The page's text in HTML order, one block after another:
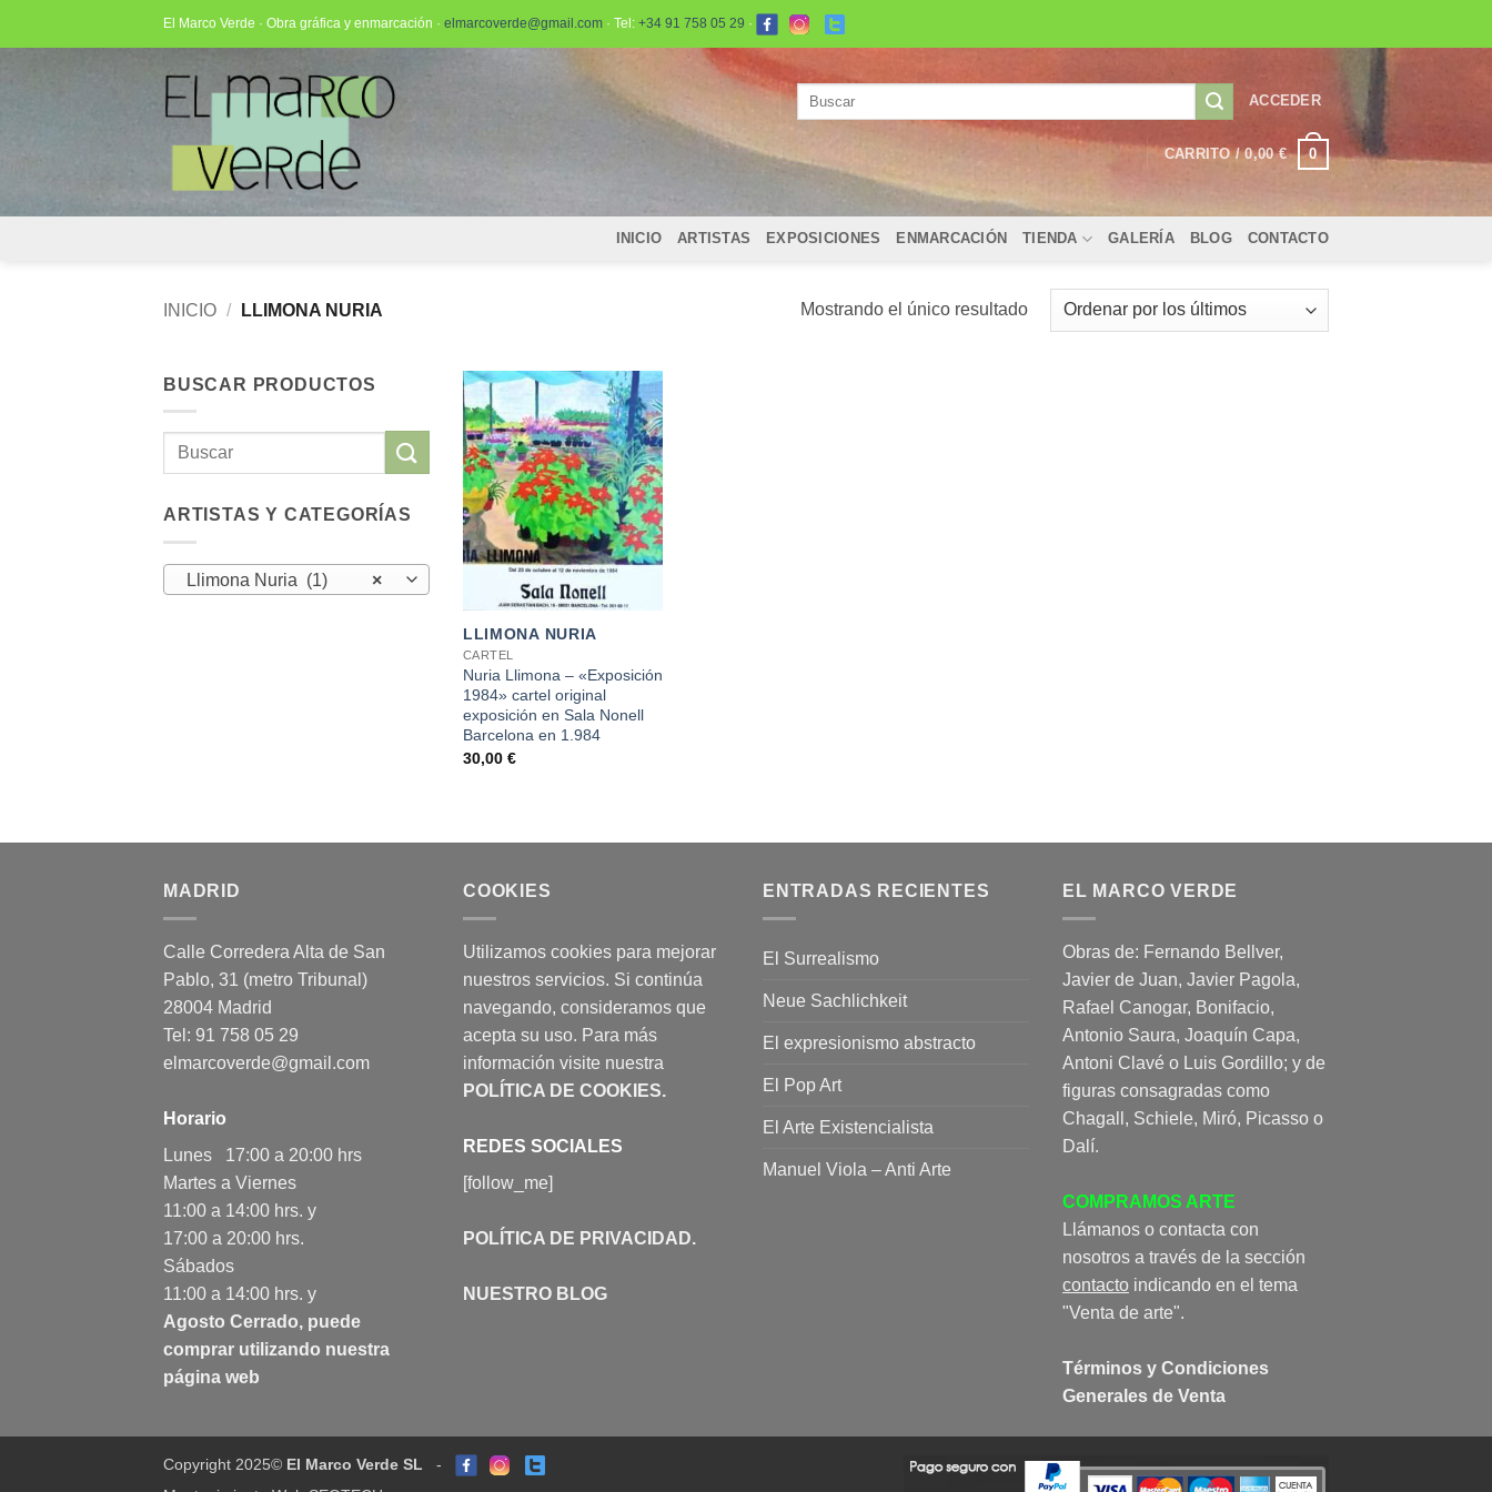
El Marco Verde · Obra gráfica y enmarcación · elmarcoverde@gmail.com · Tel: +34 91 758 05 29 ·
ACCEDER
CARRITO /0,00€ 0
INICIO ARTISTAS EXPOSICIONES ENMARCACIÓN TIENDA GALERÍA BLOG CONTACTO
INICIO / LLIMONA NURIA Mostrando el único resultado
BUSCAR PRODUCTOS
Buscar
ARTISTAS Y CATEGORÍAS
×
Llimona Nuria (1)
LLIMONA NURIA
CARTEL
Nuria Llimona – «Exposición
1984» cartel original
exposición en Sala Nonell
Barcelona en 1.984
30,00 €
MADRID
Calle Corredera Alta de San
Pablo, 31 (metro Tribunal)
28004 Madrid
Tel: 91 758 05 29
elmarcoverde@gmail.com
Horario
Lunes 17:00 a 20:00 hrs
Martes a Viernes
11:00 a 14:00 hrs. y
17:00 a 20:00 hrs.
Sábados
11:00 a 14:00 hrs. y
Agosto Cerrado, puede
comprar utilizando nuestra
página web
COOKIES
Utilizamos cookies para mejorar
nuestros servicios. Si continúa
navegando, consideramos que
acepta su uso. Para más
información visite nuestra
POLÍTICA DE COOKIES.
REDES SOCIALES
[follow_me]
POLÍTICA DE PRIVACIDAD.
NUESTRO BLOG
ENTRADAS RECIENTES
El Surrealismo
Neue Sachlichkeit
El expresionismo abstracto
El Pop Art
El Arte Existencialista
Manuel Viola – Anti Arte
EL MARCO VERDE
Obras de: Fernando Bellver,
Javier de Juan, Javier Pagola,
Rafael Canogar, Bonifacio,
Antonio Saura, Joaquín Capa,
Antoni Clavé o Luis Gordillo; y de
figuras consagradas como
Chagall, Schiele, Miró, Picasso o
Dalí.
COMPRAMOS ARTE
Llámanos o contacta con
nosotros a través de la sección
contacto indicando en el tema
"Venta de arte".
Términos y Condiciones
Generales de Venta
Copyright 2025© El Marco Verde SL -